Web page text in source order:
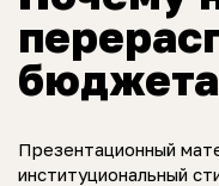
Презентационный
институциональный